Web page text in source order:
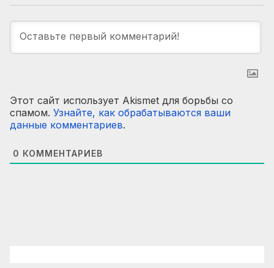
Этот сайт использует Akismet для борьбы со
спамом. Узнайте, как обрабатываются ваши
данные комментариев.
0 КОММЕНТАРИЕВ